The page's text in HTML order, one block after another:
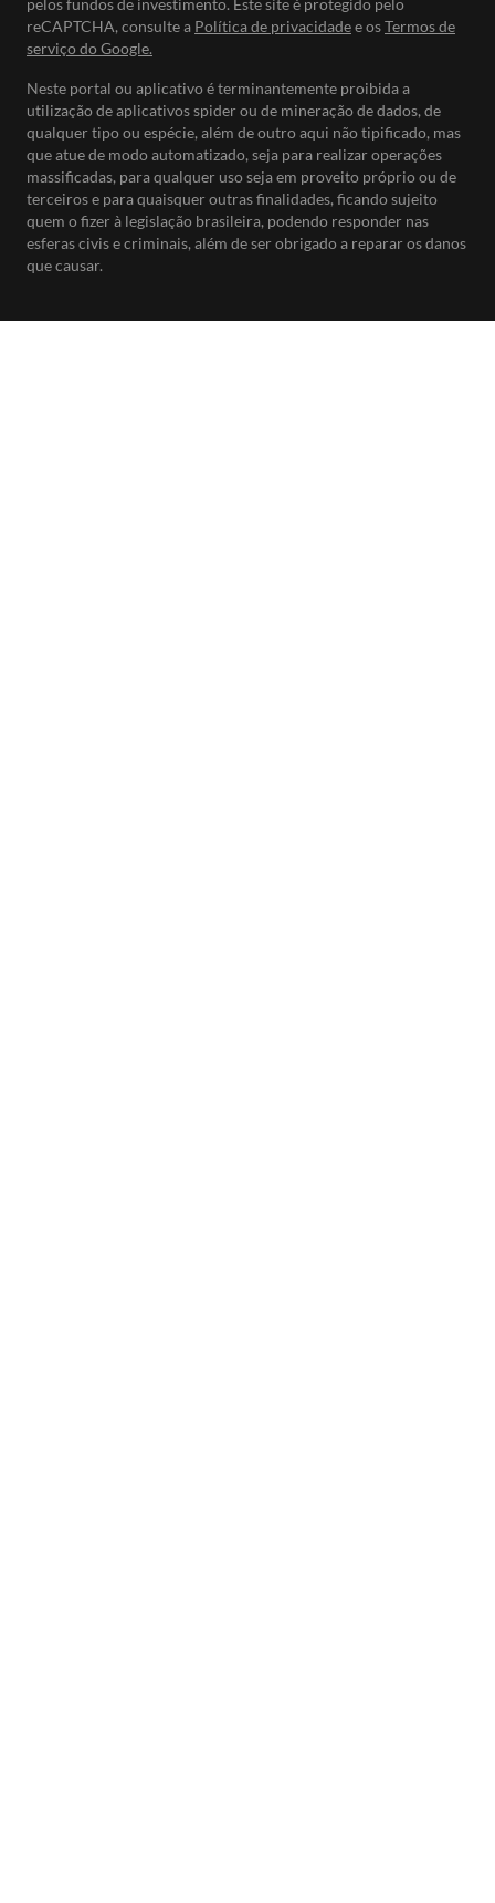
pelos fundos de investimento. Este site é protegido pelo
reCAPTCHA, consulte a Política de privacidadee osTermos de
serviço do Google.
Neste portal ou aplicativo é terminantemente proibida a
utilização de aplicativos spider ou de mineração de dados, de
qualquer tipo ou espécie, além de outro aqui não tipificado, mas
que atue de modo automatizado, seja para realizar operações
massificadas, para qualquer uso seja em proveito próprio ou de
terceiros e para quaisquer outras finalidades, ficando sujeito
quem o fizer à legislação brasileira, podendo responder nas
esferas civis e criminais, além de ser obrigado a reparar os danos
que causar.